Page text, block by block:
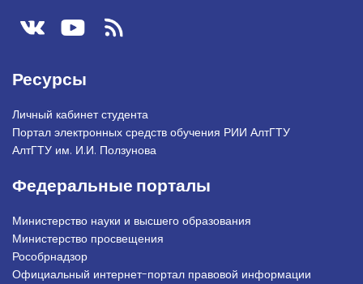
Ресурсы
Личный кабинет студента
Портал электронных средств обучения РИИ АлтГТУ
АлтГТУ им. И.И. Ползунова
Федеральные порталы
Министерство науки и высшего образования
Министерство просвещения
Рособрнадзор
Официальный интернет-портал правовой информации